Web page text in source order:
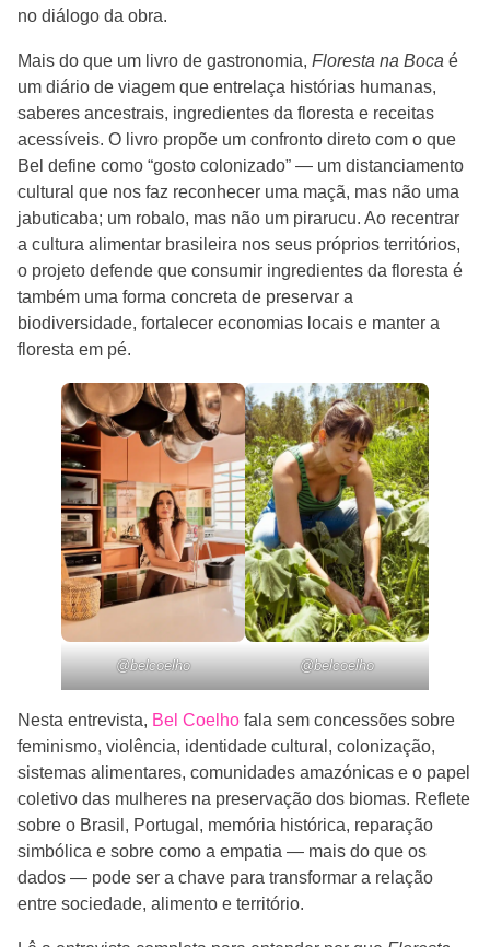
no diálogo da obra.
Mais do que um livro de gastronomia, Floresta na Boca é
um diário de viagem que entrelaça histórias humanas,
saberes ancestrais, ingredientes da floresta e receitas
acessíveis. O livro propõe um confronto direto com o que
Bel define como “gosto colonizado” — um distanciamento
cultural que nos faz reconhecer uma maçã, mas não uma
jabuticaba; um robalo, mas não um pirarucu. Ao recentrar
a cultura alimentar brasileira nos seus próprios territórios,
o projeto defende que consumir ingredientes da floresta é
também uma forma concreta de preservar a
biodiversidade, fortalecer economias locais e manter a
floresta em pé.
@belcoelho @belcoelho
Nesta entrevista, Bel Coelho fala sem concessões sobre
feminismo, violência, identidade cultural, colonização,
sistemas alimentares, comunidades amazónicas e o papel
coletivo das mulheres na preservação dos biomas. Reflete
sobre o Brasil, Portugal, memória histórica, reparação
simbólica e sobre como a empatia — mais do que os
dados — pode ser a chave para transformar a relação
entre sociedade, alimento e território.